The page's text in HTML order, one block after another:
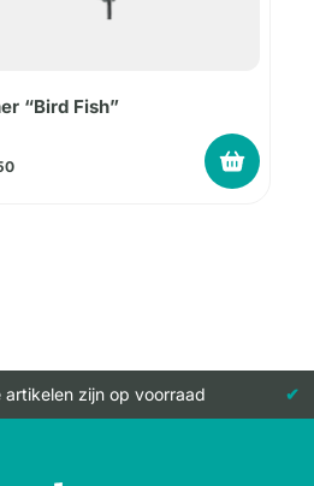
“Bird Fish”
artikelen zijn op voorraad